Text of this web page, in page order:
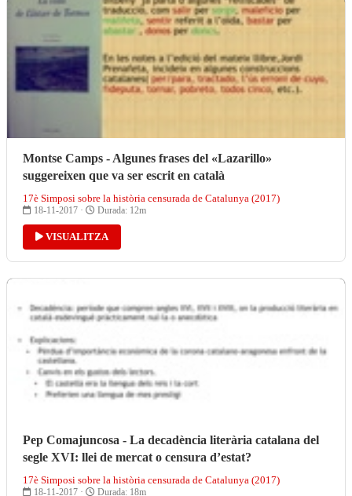
Montse Camps - Algunes frases del «Lazarillo»
suggereixen que va ser escrit en català
17è Simposi sobre la història censurada de Catalunya (2017)
18-11-2017 · Durada: 12m
VISUALITZA
Pep Comajuncosa - La decadència literària catalana del
segle XVI: llei de mercat o censura d’estat?
17è Simposi sobre la història censurada de Catalunya (2017)
18-11-2017 · Durada: 18m